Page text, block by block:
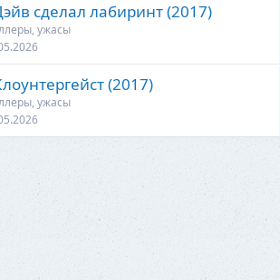
сделал лабиринт (2017)
ужасы
(2017)
ужасы